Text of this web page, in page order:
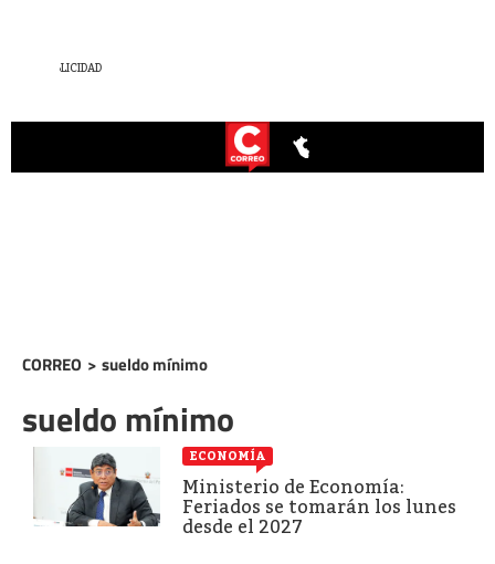
CORREO > sueldo mínimo
sueldo mínimo
ECONOMÍA
Ministerio de Economía:
Feriados se tomarán los lunes
desde el 2027